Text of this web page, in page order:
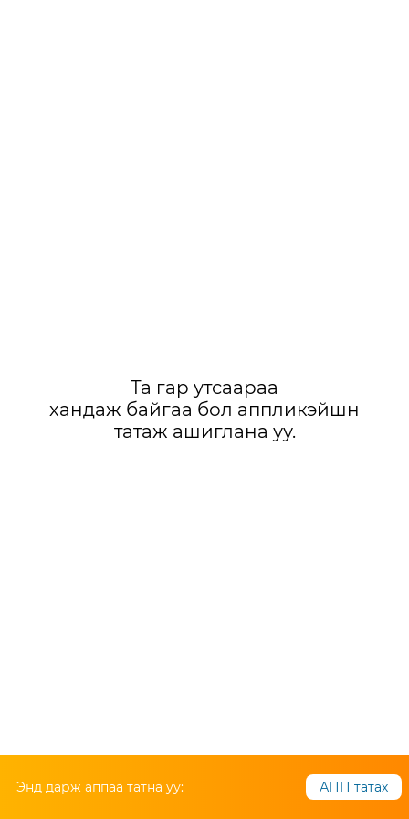
Та гар утсаараа
хандаж байгаа бол аппликэйшн
татаж ашиглана уу.
Энд дарж аппаа татна уу: АПП татах